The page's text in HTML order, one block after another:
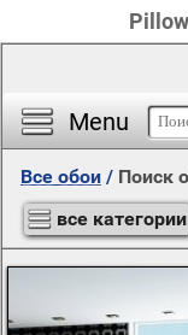
Menu
Все обои / Поиск
все категории